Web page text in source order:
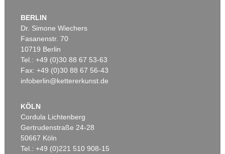
ARNULF RAINER
Eikopfbüste, 1959
Ergebnis:€ 187.500
BERLIN
Dr. Simone Wiechers
Fasanenstr. 70
10719 Berlin
Tel.: +49 (0)30 88 67 53-63
Fax: +49 (0)30 88 67 56-43
infoberlin@kettererkunst.de
KÖLN
Cordula Lichtenberg
Gertrudenstraße 24-28
50667 Köln
Tel.: +49 (0)221 510 908-15